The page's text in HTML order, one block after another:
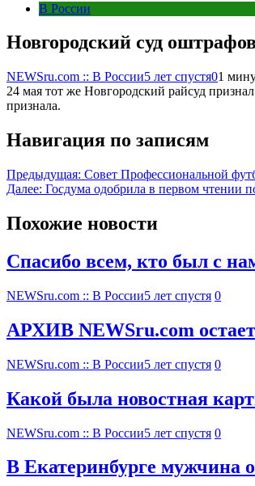
В России
Новгородский суд
NEWSru.com :: В России5 лет спустя01
24 мая тот же Новгородский райсуд
признала.
Навигация по записям
Предыдущая: Совет Профессиональной
Далее: Госдума одобрила в первом чтении
Похожие новости
Спасибо всем, кто был с
NEWSru.com :: В России5 лет спустя 0
АРХИВ NEWSru.com
NEWSru.com :: В России5 лет спустя 0
Какой была новостная
NEWSru.com :: В России5 лет спустя 0
В Екатеринбурге мужчина